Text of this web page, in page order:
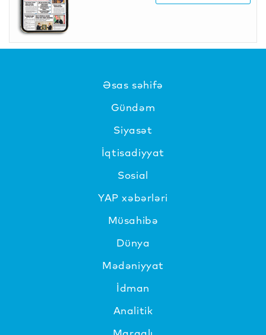
Əsas səhifə
Gündəm
Siyasət
İqtisadiyyat
Sosial
YAP xəbərləri
Müsahibə
Dünya
Mədəniyyat
İdman
Analitik